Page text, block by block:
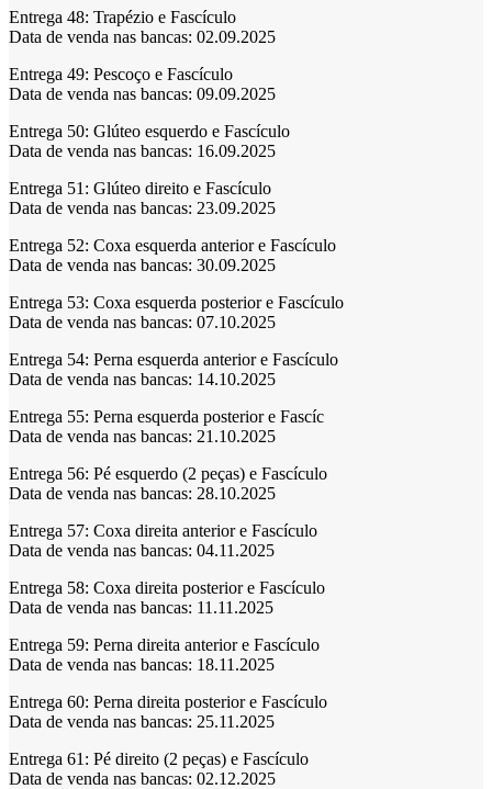
Entrega 48: Trapézio e Fascículo
Data de venda nas bancas: 02.09.2025
Entrega 49: Pescoço e Fascículo
Data de venda nas bancas: 09.09.2025
Entrega 50: Glúteo esquerdo e Fascículo
Data de venda nas bancas: 16.09.2025
Entrega 51: Glúteo direito e Fascículo
Data de venda nas bancas: 23.09.2025
Entrega 52: Coxa esquerda anterior e Fascículo
Data de venda nas bancas: 30.09.2025
Entrega 53: Coxa esquerda posterior e Fascículo
Data de venda nas bancas: 07.10.2025
Entrega 54: Perna esquerda anterior e Fascículo
Data de venda nas bancas: 14.10.2025
Entrega 55: Perna esquerda posterior e Fascíc
Data de venda nas bancas: 21.10.2025
Entrega 56: Pé esquerdo (2 peças) e Fascículo
Data de venda nas bancas: 28.10.2025
Entrega 57: Coxa direita anterior e Fascículo
Data de venda nas bancas: 04.11.2025
Entrega 58: Coxa direita posterior e Fascículo
Data de venda nas bancas: 11.11.2025
Entrega 59: Perna direita anterior e Fascículo
Data de venda nas bancas: 18.11.2025
Entrega 60: Perna direita posterior e Fascículo
Data de venda nas bancas: 25.11.2025
Entrega 61: Pé direito (2 peças) e Fascículo
Data de venda nas bancas: 02.12.2025